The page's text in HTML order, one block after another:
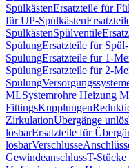
SpülkästenErsatzteile für
für UP-Spülkästen
SpülkästenSpülventile
SpülungErsatzteile für
SpülungErsatzteile für 1-
SpülungErsatzteile für 2-
Spülung
MLSystemrohre Heizung
FittingsKupplungen
ZirkulationÜbergänge
lösbarErsatzteile für
lösbarVerschlüsse
GewindeanschlussT-